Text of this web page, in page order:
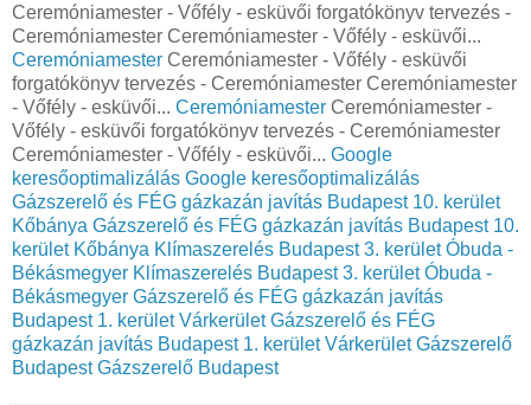
Ceremóniamester - Vőfély - esküvői forgatókönyv tervezés -
Ceremóniamester Ceremóniamester - Vőfély - esküvői...
Ceremóniamester Ceremóniamester - Vőfély - esküvői
forgatókönyv tervezés - Ceremóniamester Ceremóniamester
- Vőfély - esküvői... Ceremóniamester Ceremóniamester -
Vőfély - esküvői forgatókönyv tervezés - Ceremóniamester
Ceremóniamester - Vőfély - esküvői... Google
keresőoptimalizálás Google keresőoptimalizálás
Gázszerelő és FÉG gázkazán javítás Budapest 10. kerület
Kőbánya Gázszerelő és FÉG gázkazán javítás Budapest 10.
kerület Kőbánya Klímaszerelés Budapest 3. kerület Óbuda -
Békásmegyer Klímaszerelés Budapest 3. kerület Óbuda -
Békásmegyer Gázszerelő és FÉG gázkazán javítás
Budapest 1. kerület Várkerület Gázszerelő és FÉG
gázkazán javítás Budapest 1. kerület Várkerület Gázszerelő
Budapest Gázszerelő Budapest